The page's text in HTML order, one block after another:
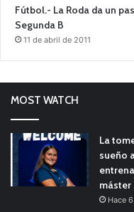
Fútbol.- La Roda da un
Segunda B
11 de abril de 2011
MOST WATCH
La
sueño
máster
Hace